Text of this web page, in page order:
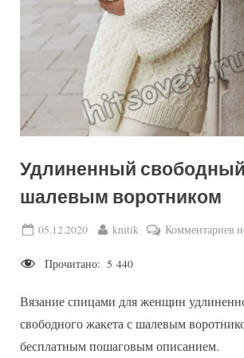
Удлиненный свободный
шалевым воротником
Posted
05.12.2020 By
knitik Комментариевк
с
Прочитано: 5 440
Вязание спицами для женщин
свободного жакета с шалевым
бесплатным пошаговым описанием.